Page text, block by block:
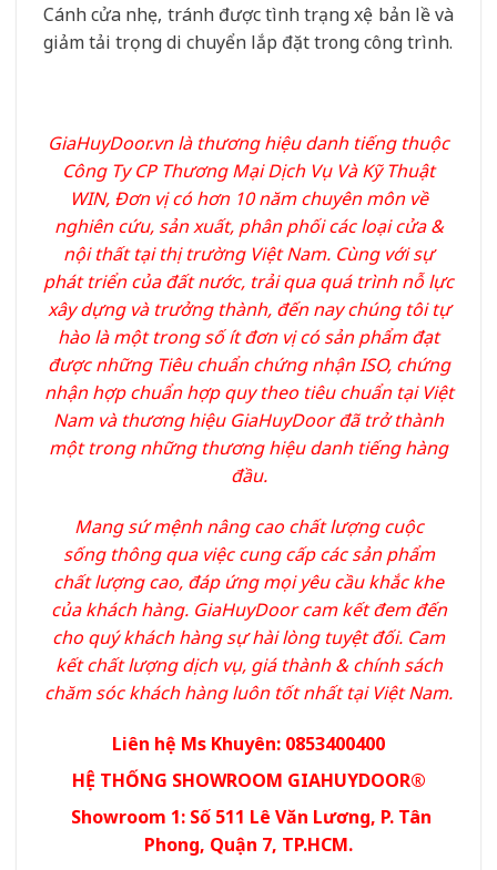
Cánh cửa nhẹ, tránh được tình trạng xệ bản lề và
giảm tải trọng di chuyển lắp đặt trong công trình.
GiaHuyDoor.vnlà thương hiệu danh tiếng thuộc
Công Ty CP Thương Mại Dịch Vụ Và Kỹ Thuật
WIN, Đơn vị có hơn 10 năm chuyên môn về
nghiên cứu, sản xuất, phân phối các loại cửa &
nội thất tại thị trường Việt Nam. Cùng với sự
phát triển của đất nước, trải qua quá trình nỗ lực
xây dựng và trưởng thành, đến nay chúng tôi tự
hào là một trong số ít đơn vị có sản phẩm đạt
được những Tiêu chuẩn chứng nhận ISO, chứng
nhận hợp chuẩn hợp quy theo tiêu chuẩn tại Việt
Nam và thương hiệu GiaHuyDoor đã trở thành
một trong những thương hiệu danh tiếng hàng
đầu.
Mang sứ mệnh nâng cao chất lượng cuộc
sống thông qua việc cung cấp các sản phẩm
chất lượng cao, đáp ứng mọi yêu cầu khắc khe
của khách hàng. GiaHuyDoor cam kết đem đến
cho quý khách hàng sự hài lòng tuyệt đối. Cam
kết chất lượng dịch vụ, giá thành & chính sách
chăm sóc khách hàng luôn tốt nhất tại Việt Nam.
Liên hệ Ms Khuyên: 0853400400
HỆ THỐNG SHOWROOM GIAHUYDOOR®
Showroom 1: Số 511 Lê Văn Lương, P. Tân
Phong, Quận 7, TP.HCM.